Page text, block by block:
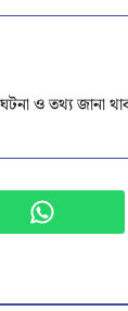
ও তথ্য জানা